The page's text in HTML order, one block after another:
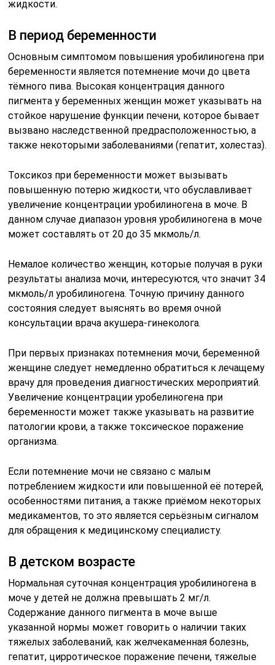
жидкости.
В период беременности
Основным симптомом повышения уробилиногена при
беременности является потемнение мочи до цвета
тёмного пива. Высокая концентрация данного
пигмента у беременных женщин может указывать на
стойкое нарушение функции печени, которое бывает
вызвано наследственной предрасположенностью, а
также некоторыми заболеваниями (гепатит, холестаз).
Токсикоз при беременности может вызывать
повышенную потерю жидкости, что обуславливает
увеличение концентрации уробилиногена в моче. В
данном случае диапазон уровня уробилиногена в моче
может составлять от 20 до 35 мкмоль/л.
Немалое количество женщин, которые получая в руки
результаты анализа мочи, интересуются, что значит 34
мкмоль/л уробилиногена. Точную причину данного
состояния следует выяснять во время очной
консультации врача акушера-гинеколога.
При первых признаках потемнения мочи, беременной
женщине следует немедленно обратиться к лечащему
врачу для проведения диагностических мероприятий.
Увеличение концентрации уробелиногена при
беременности может также указывать на развитие
патологии крови, а также токсическое поражение
организма.
Если потемнение мочи не связано с малым
потреблением жидкости или повышенной её потерей,
особенностями питания, а также приёмом некоторых
медикаментов, то это является серьёзным сигналом
для обращения к медицинскому специалисту.
В детском возрасте
Нормальная суточная концентрация уробилиногена в
моче у детей не должна превышать 2 мг/л.
Содержание данного пигмента в моче выше
указанной нормы может говорить о наличии таких
тяжелых заболеваний, как желчекаменная болезнь,
гепатит, цирротическое поражение печени, тяжелые